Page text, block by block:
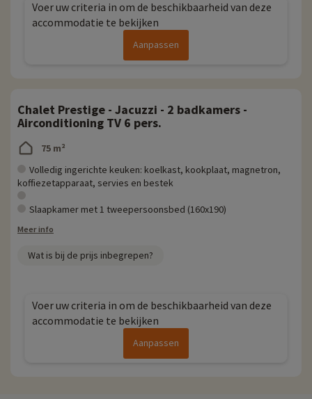
Voer uw criteria in om de beschikbaarheid van deze
accommodatie te bekijken
Aanpassen
Chalet Prestige - Jacuzzi - 2 badkamers -
Airconditioning TV 6 pers.
75 m²
Volledig ingerichte keuken: koelkast, kookplaat, magnetron,
koffiezetapparaat, servies en bestek
Slaapkamer met 1 tweepersoonsbed (160x190)
Meer info
Wat is bij de prijs inbegrepen?
Voer uw criteria in om de beschikbaarheid van deze
accommodatie te bekijken
Aanpassen